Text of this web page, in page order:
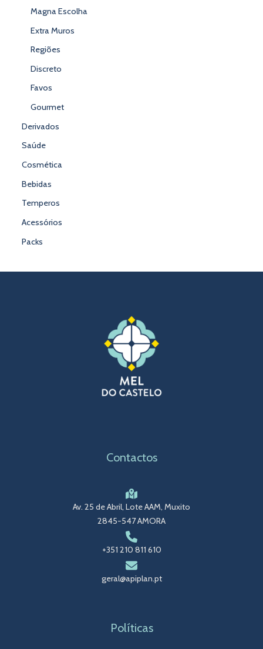
Magna Escolha
Extra Muros
Regiões
Discreto
Favos
Gourmet
Derivados
Saúde
Cosmética
Bebidas
Temperos
Acessórios
Packs
Contactos
Av. 25 de Abril, Lote AAM, Muxito
2845-547 AMORA
+351 210 811 610
geral@apiplan.pt
Políticas